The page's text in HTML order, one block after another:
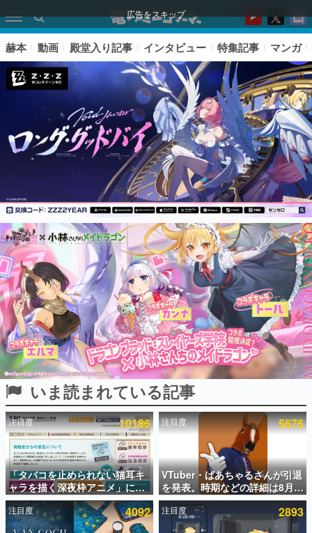
広告をスキップ
ピックアップ
電ファミのいま読まれている記事ランキング
アプリセール情報
インタビュー
連載・特集一覧
殿堂入り記事
SNS拡散数が数千以上！ ページビュー数万以上！ などな
ど。多くの人々に読まれた、電ファミ渾身の“殿堂入り”記
事をまとめました。
ゲームの企画書
名作ゲームクリエイターの方々に製作時のエピソードをお
聞きし、ヒットする企画（ゲーム）とは何か？を探ってい
きます。
赫本
この物語を解いてはいけない。『赫本』は、〈試験問題〉
の形をした短編ホラー小説集です。
赫本 動画 殿堂入り記事 インタビュー 特集記事 マンガ
いま読まれている記事
注目度 10186
「タバコを止められない猫耳キ
ャラを描く深夜枠アニメ」に視
聴者の一部から批判意見。違法
薬物の使用と思しき描写も含め
て、BPOが議論を交わす
注目度 5676
VTuber・ばあちゃるさんが引退
を発表。時期などの詳細は8月9
日15時からの配信で説明
注目度 4092 注目度 2893